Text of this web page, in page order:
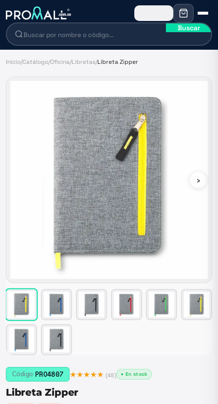
Buscar
Inicio/Catálogo/Oficina/Libretas/Libreta Zipper
›
Código: PRO4807 ★★★★★ (45) ● En stock
Libreta Zipper